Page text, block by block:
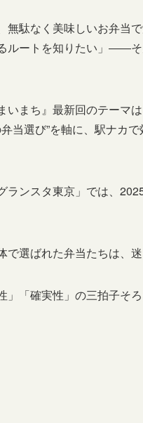
無駄なく美味しいお弁当
ルートを知りたい」――
いまち』最新回のテーマ
当選び”を軸に、駅ナカ
ランスタ東京」では、
選ばれた弁当たちは、
」「確実性」の三拍子そ